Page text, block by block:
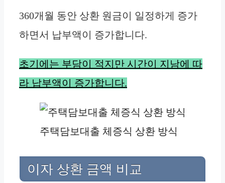
360개월 동안 상환 원금이 일정하게 증가
하면서 납부액이 증가합니다.
초기에는 부담이 적지만 시간이 지남에 따
라 납부액이 증가합니다.
주택담보대출 체증식 상환 방식
이자 상환 금액 비교